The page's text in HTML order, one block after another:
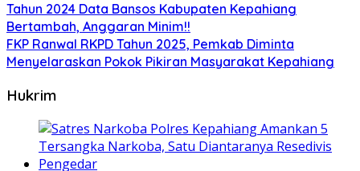
Tahun 2024 Data Bansos Kabupaten Kepahiang
Bertambah, Anggaran Minim!!
FKP Ranwal RKPD Tahun 2025, Pemkab Diminta
Menyelaraskan Pokok Pikiran Masyarakat Kepahiang
Hukrim